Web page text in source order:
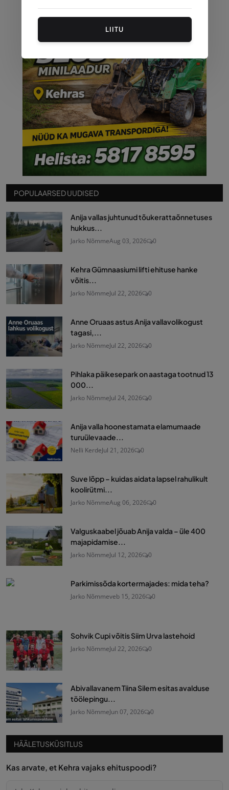
POPULAARSED UUDISED
Anija vallas juhtunud tõukerattaõnnetuses
hukkus...
Jarko NõmmeAug 03, 2026 0
Kehra Gümnaasiumi lifti ehituse hanke
võitis...
Jarko NõmmeJul 22, 2026 0
Anne Oruaas astus Anija vallavolikogust
tagasi,...
Jarko NõmmeJul 22, 2026 0
Pihlaka päikesepark on aastaga tootnud 13
000...
Jarko NõmmeJul 24, 2026 0
Anija valla hoonestamata elamumaade
turuülevaade...
Nelli KerdeJul 21, 2026 0
Suve lõpp – kuidas aidata lapsel rahulikult
koolirütmi...
Jarko NõmmeAug 06, 2026 0
Valguskaabel jõuab Anija valda – üle 400
majapidamise...
Jarko NõmmeJul 12, 2026 0
Parkimissõda kortermajades: mida teha?
Jarko Nõmmeveb 15, 2026 0
Sohvik Cupi võitis Siim Urva lastehoid
Jarko NõmmeJul 22, 2026 0
Abivallavanem Tiina Silem esitas avalduse
töölepingu...
Jarko NõmmeJun 07, 2026 0
HÄÄLETUSKÜSITLUS
Kas arvate, et Kehra vajaks ehituspoodi?
LIITU